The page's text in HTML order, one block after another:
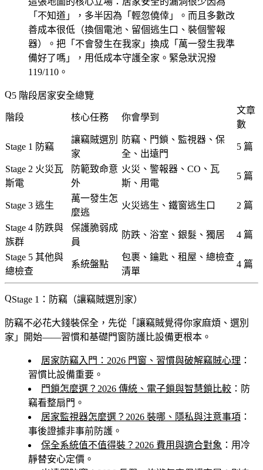
「不知道」，多半因為「輕忽僥倖」。而且多數改
善成本很低（換個電池、留個逃生口、裝個警報
器）。把「不會發生在我家」換成「萬一發生我準
備好了嗎」，用低成本守護全家。緊急狀況撥
119/110。
5 階段居家安全總覽
階段 核心任務 你會學到
文章
數
Stage 1 防竊
讓竊賊選別
家
防竊、門鎖、監視器、保
全、出遠門
5 篇
Stage 2 火災瓦
斯電
防範致命意
外
火災、警報器、CO、瓦
斯、用電
5 篇
Stage 3 逃生
萬一發生怎
麼逃
火災逃生、鐵窗逃生口 2 篇
Stage 4 防跌與
族群
保護脆弱成
員
防跌、浴室、銀髮、獨居 4 篇
Stage 5 其他與
總檢查
系統盤點
包裹、鑰匙、租屋、總檢查
清單
4 篇
Stage 1：防竊（讓竊賊選別家）
防竊不必花大錢裝保全，先從「讓竊賊覺得你家麻煩、選別
家」開始——習慣和基礎門窗防護比設備更根本。
居家防竊入門：2026 門窗、習慣與破解竊賊心理 ：
習慣比設備重要。
門鎖怎麼選？2026 傳統、電子鎖與智慧鎖比較 ：防
竊看整扇門。
居家監視器怎麼選？2026 裝哪、隱私與注意事項 ：
事後證據非事前防護。
保全系統值不值得裝？2026 費用與適合對象 ：用冷
靜替安心定價。